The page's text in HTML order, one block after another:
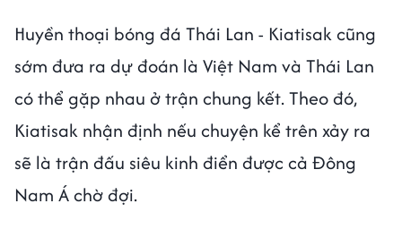
Huyền thoại bóng đá Thái Lan - Kiatisak cũng
sớm đưa ra dự đoán là Việt Nam và Thái Lan
có thể gặp nhau ở trận chung kết. Theo đó,
Kiatisak nhận định nếu chuyện kể trên xảy ra
sẽ là trận đấu siêu kinh điển được cả Đông
Nam Á chờ đợi.